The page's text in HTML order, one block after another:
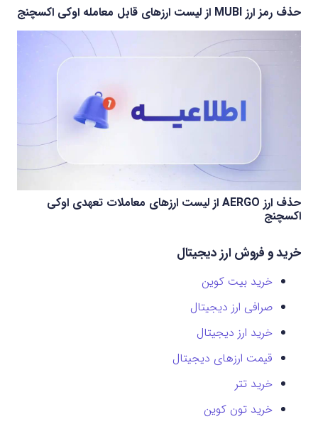
حذف رمز ارز MUBI از لیست ارزهای قابل معامله اوکی اکسچنج
حذف ارز AERGO از لیست ارزهای معاملات تعهدی اوکی
اکسچنج
خرید و فروش ارز دیجیتال
خرید بیت کوین
صرافی ارز دیجیتال
خرید ارز دیجیتال
قیمت ارزهای دیجیتال
خرید تتر
خرید تون کوین